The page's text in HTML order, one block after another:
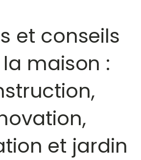
et conseils
maison :
et jardin